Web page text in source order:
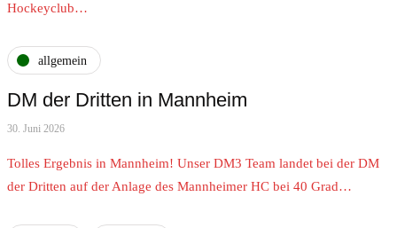
Hockeyclub…
allgemein
DM der Dritten in Mannheim
30. Juni 2026
Tolles Ergebnis in Mannheim! Unser DM3 Team landet bei der DM
der Dritten auf der Anlage des Mannheimer HC bei 40 Grad…